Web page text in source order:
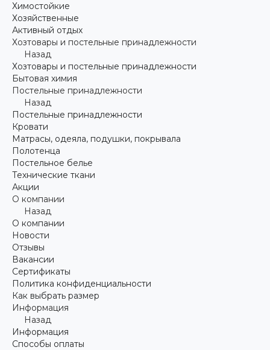
Химостойкие
Хозяйственные
Активный отдых
Хозтовары и постельные принадлежности
Назад
Хозтовары и постельные принадлежности
Бытовая химия
Постельные принадлежности
Назад
Постельные принадлежности
Кровати
Матрасы, одеяла, подушки, покрывала
Полотенца
Постельное белье
Технические ткани
Акции
О компании
Назад
О компании
Новости
Отзывы
Вакансии
Сертификаты
Политика конфиденциальности
Как выбрать размер
Информация
Назад
Информация
Способы оплаты